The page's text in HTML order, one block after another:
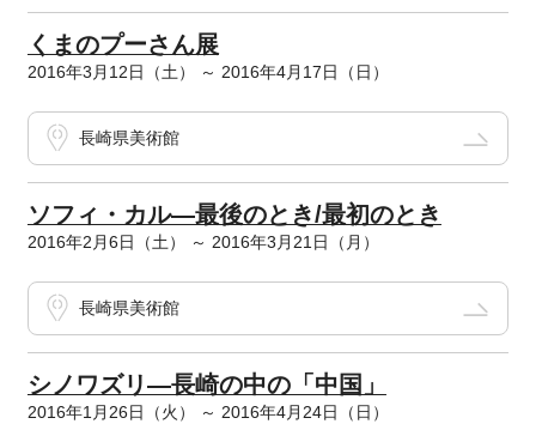
くまのプーさん展
2016年3月12日（土） ～ 2016年4月17日（日）
長崎県美術館
ソフィ・カル―最後のとき/最初のとき
2016年2月6日（土） ～ 2016年3月21日（月）
長崎県美術館
シノワズリ―長崎の中の「中国」
2016年1月26日（火） ～ 2016年4月24日（日）